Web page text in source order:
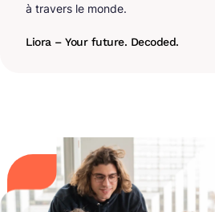
à travers le monde.
Liora – Your future. Decoded.